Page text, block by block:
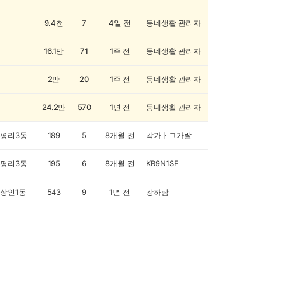
9.4천 7 4일 전 동네생활 관리자
16.1만 71 1주 전 동네생활 관리자
2만 20 1주 전 동네생활 관리자
24.2만 570 1년 전 동네생활 관리자
평리3동 189 5 8개월 전 각가ㅏㄱ가랄
평리3동 195 6 8개월 전 KR9N1SF
상인1동 543 9 1년 전 강하람